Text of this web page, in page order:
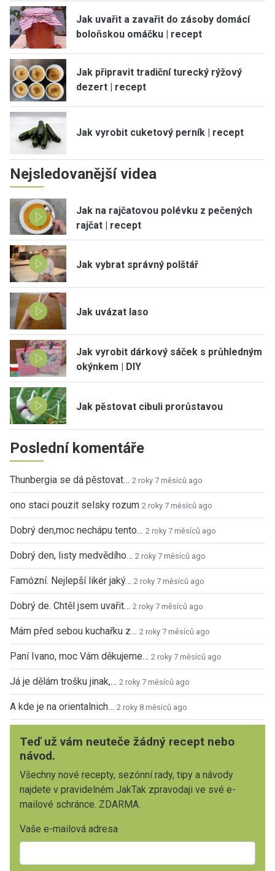
Jak uvařit a zavařit do zásoby domácí
boloňskou omáčku | recept
Jak připravit tradiční turecký rýžový
dezert | recept
Jak vyrobit cuketový perník | recept
Nejsledovanější videa
Jak na rajčatovou polévku z pečených
rajčat | recept
Jak vybrat správný polštář
Jak uvázat laso
Jak vyrobit dárkový sáček s průhledným
okýnkem | DIY
Jak pěstovat cibuli prorůstavou
Poslední komentáře
Thunbergia se dá pěstovat… 2 roky 7 měsíců ago
ono staci pouzit selsky rozum 2 roky 7 měsíců ago
Dobrý den,moc nechápu tento… 2 roky 7 měsíců ago
Dobrý den, listy medvědího… 2 roky 7 měsíců ago
Famózní. Nejlepší likér jaký… 2 roky 7 měsíců ago
Dobrý de. Chtěl jsem uvařit… 2 roky 7 měsíců ago
Mám před sebou kuchařku z… 2 roky 7 měsíců ago
Paní Ivano, moc Vám děkujeme… 2 roky 7 měsíců ago
Já je dělám trošku jinak,… 2 roky 7 měsíců ago
A kde je na orientalnich… 2 roky 8 měsíců ago
Teď už vám neuteče žádný recept nebo
návod.
Všechny nové recepty, sezónní rady, tipy a návody
najdete v pravidelném JakTak zpravodaji ve své e-
mailové schránce. ZDARMA.
Vaše e-mailová adresa